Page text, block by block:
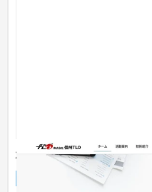
株式会社信州TLO
大学・高校・専門学校